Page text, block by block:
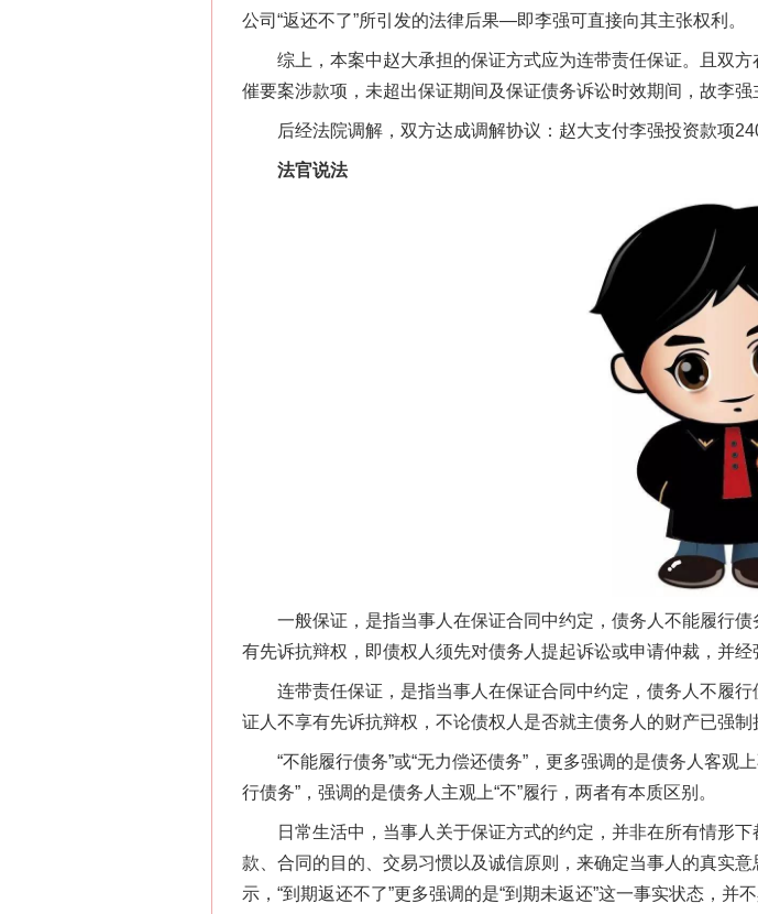
公司“返还不了”所引发的法律后果—即李强可直接向其主张权利。
综上，本案中赵大承担的保证方式应为连带责任保证。且双方
催要案涉款项，未超出保证期间及保证债务诉讼时效期间，故李
后经法院调解，双方达成调解协议：赵大支付李强投资款项
法官说法
一般保证，是指当事人在保证合同中约定，债务人不能履行债
有先诉抗辩权，即债权人须先对债务人提起诉讼或申请仲裁，并
连带责任保证，是指当事人在保证合同中约定，债务人不履行
证人不享有先诉抗辩权，不论债权人是否就主债务人的财产已强
“不能履行债务”或“无力偿还债务”，更多强调的是债务人客观上
行债务”，强调的是债务人主观上“不”履行，两者有本质区别。
日常生活中，当事人关于保证方式的约定，并非在所有情形下
款、合同的目的、交易习惯以及诚信原则，来确定当事人的真实
示，“到期返还不了”更多强调的是“到期未返还”这一事实状态，